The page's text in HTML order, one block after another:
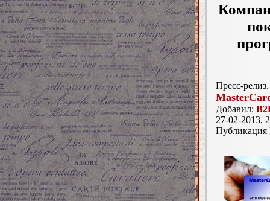
Пресс-релиз.
Добавил:
27-02-2013,